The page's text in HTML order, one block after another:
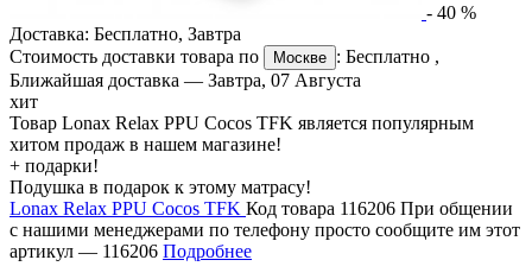
- 40 %
Доставка: Бесплатно, Завтра
Стоимость доставки товара по
Москве : Бесплатно ,
Ближайшая доставка — Завтра, 07 Августа
хит
Товар Lonax Relax PPU Cocos TFK является популярным
хитом продаж в нашем магазине!
+ подарки!
Подушка в подарок к этому матрасу!
Lonax Relax PPU Cocos TFK Код товара 116206 При общении
с нашими менеджерами по телефону просто сообщите им этот
артикул — 116206 Подробнее